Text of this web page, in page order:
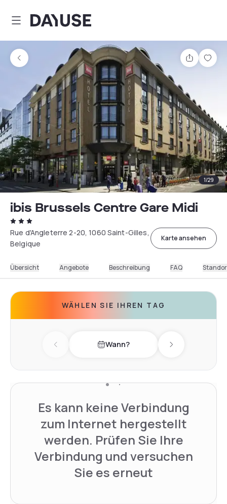
Dayuse
Teilen
1/29
ibis Brussels Centre Gare Midi
Rue d'Angleterre 2-20, 1060 Saint-Gilles,
Belgique
Karte ansehen
Übersicht Angebote Beschreibung FAQ
WÄHLEN SIE IHREN TAG
Previous day Wann? Next day
Es kann keine Verbindung
zum Internet hergestellt
werden. Prüfen Sie Ihre
Verbindung und versuchen
Sie es erneut